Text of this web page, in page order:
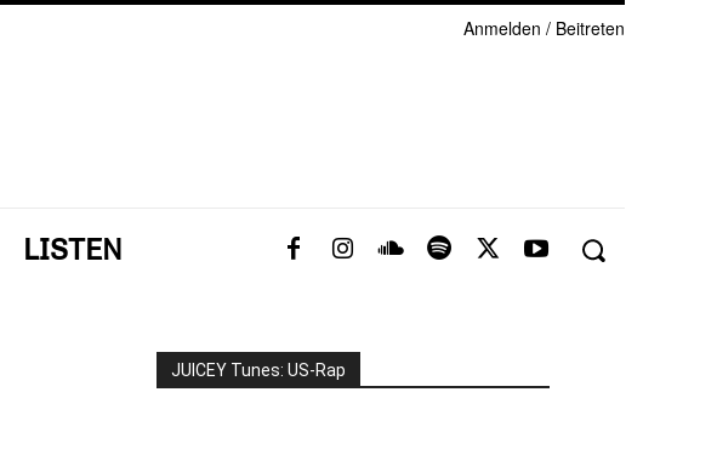
Anmelden / Beitreten
LISTEN
JUICEY Tunes: US-Rap